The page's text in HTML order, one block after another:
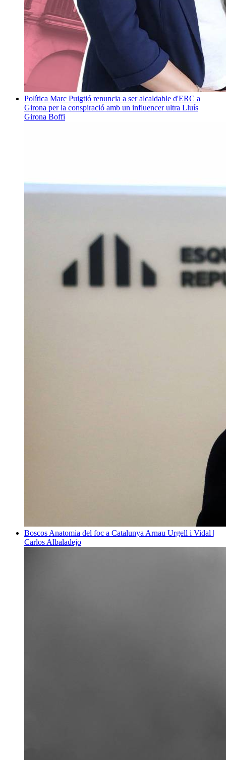
Política Marc Puigtió renuncia a ser alcaldable d'ERC a
Girona per la conspiració amb un influencer ultra Lluís
Girona Boffi
Boscos Anatomia del foc a Catalunya Arnau Urgell i Vidal |
Carlos Albaladejo